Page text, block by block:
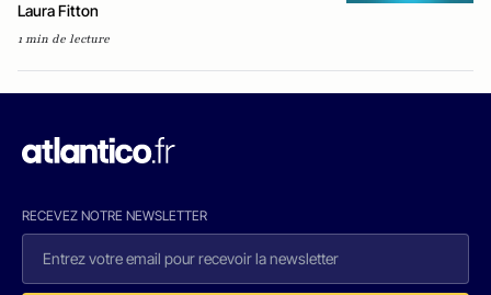
Laura Fitton
1 min de lecture
RECEVEZ NOTRE NEWSLETTER